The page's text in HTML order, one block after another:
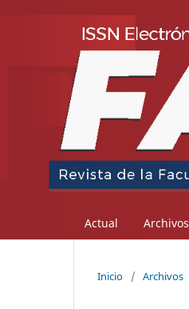
Actual Archivos
Inicio / Archivos